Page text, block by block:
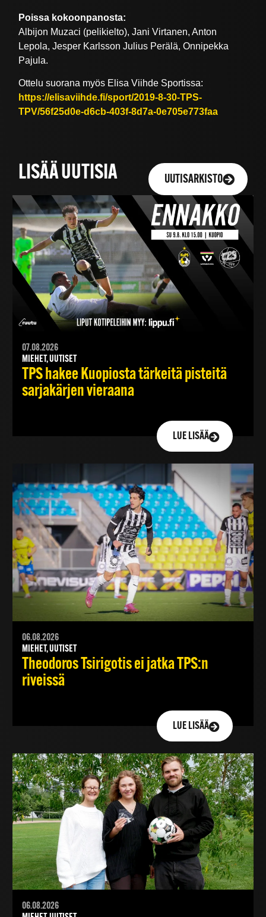
Poissa kokoonpanosta:
Albijon Muzaci (pelikielto), Jani Virtanen, Anton
Lepola, Jesper Karlsson Julius Perälä, Onnipekka
Pajula.
Ottelu suorana myös Elisa Viihde Sportissa:
https://elisaviihde.fi/sport/2019-8-30-TPS-
TPV/56f25d0e-d6cb-403f-8d7a-0e705e773faa
LISÄÄ UUTISIA UUTISARKISTO
07.08.2026
MIEHET, UUTISET
TPS hakee Kuopiosta tärkeitä pisteitä
sarjakärjen vieraana
LUE LISÄÄ
06.08.2026
MIEHET, UUTISET
Theodoros Tsirigotis ei jatka TPS:n
riveissä
LUE LISÄÄ
06.08.2026